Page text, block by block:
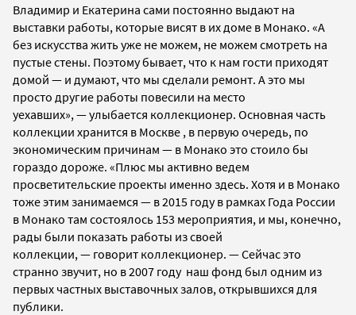
Владимир и Екатерина сами постоянно выдают на
выставки работы, которые висят в их доме в Монако. «А
без искусства жить уже не можем, не можем смотреть на
пустые стены. Поэтому бывает, что к нам гости приходят
домой — и думают, что мы сделали ремонт. А это мы
просто другие работы повесили на место
уехавших», —улыбается коллекционер. Основная часть
коллекции хранится в Москве , в первую очередь, по
экономическим причинам — в Монако это стоило бы
гораздо дороже. «Плюс мы активно ведем
просветительские проекты именно здесь. Хотя и в Монако
тоже этим занимаемся — в 2015 году в рамках Года России
в Монако там состоялось 153 мероприятия, и мы, конечно,
рады были показать работы из своей
коллекции, — говорит коллекционер. —Сейчас это
странно звучит, но в 2007 году наш фонд был одним из
первых частных выставочных залов, открывшихся для
публики.